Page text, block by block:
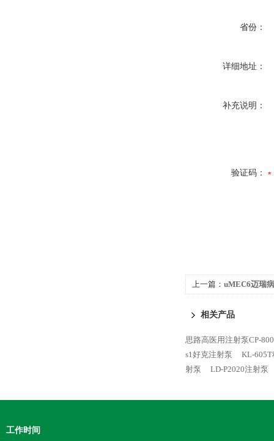
省份：
详细地址：
补充说明：
验证码：
上一篇： uMEC6迈瑞
相关产品
思路高医用注射泵CP-
s1好克注射泵
KL-
射泵
LD-P2020注射泵
工作时间